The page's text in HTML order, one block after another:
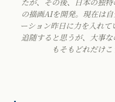
の描画AIを開発。現在は
ーション昨日に力を入れ
追随すると思うが、大事
もそもどれだけ